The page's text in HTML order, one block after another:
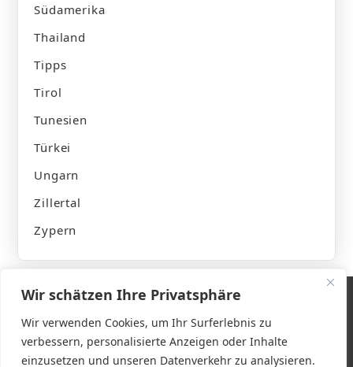
Wir schätzen Ihre Privatsphäre
Wir verwenden Cookies, um Ihr Surferlebnis zu
verbessern, personalisierte Anzeigen oder Inhalte
einzusetzen und unseren Datenverkehr zu analysieren.
Südamerika
Thailand
Tipps
Tirol
Tunesien
Türkei
Ungarn
Zillertal
Zypern
Impressum